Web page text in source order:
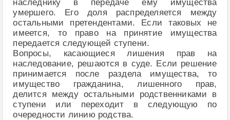
наследнику в передаче ему имущества
умершего. Его доля распределяется между
остальными претендентами. Если таковых не
имеется, то право на принятие имущества
передается следующей ступени.
Вопросы, касающиеся лишения прав на
наследование, решаются в суде. Если решение
принимается после раздела имущества, то
имущество гражданина, лишенного прав,
делится между остальными родственниками в
ступени или переходит в следующую по
очередности линию родства.